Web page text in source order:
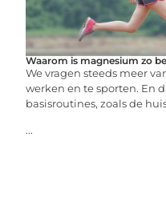
Waarom is magnesium zo
We vragen steeds meer
werken en te sporten. En
basisroutines, zoals de
...